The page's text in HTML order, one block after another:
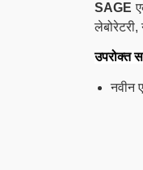
SAGE
उपरोक्त
नवीन